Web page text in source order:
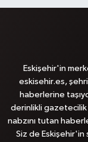
Eskişehir'in
eskisehir.es,
haberlerine
derinlikli gazetecilik
nabzını tutan
Siz de Eskişehir'in